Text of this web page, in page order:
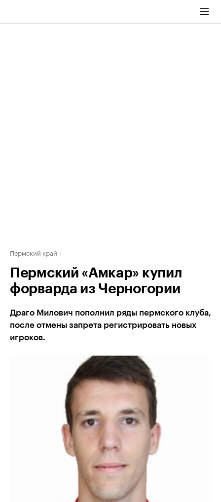
Пермский край
Пермский «Амкар» купил
форварда из Черногории
Драго Милович пополнил ряды пермского клуба,
после отмены запрета регистрировать новых
игроков.